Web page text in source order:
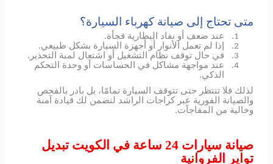
متى تحتاج إلى صيانة كهرباء السيارة؟
1. عند ضعف أو نفاد البطارية فجأة.
2. إذا لم تعمل الأنوار أو أجهزة السيارة بشكل طبيعي.
3. في حال توقف نظام التشغيل أو اشتعال لمبة التحذير.
4.
عند مواجهة مشاكل في الحساسات أو وحدة التحكم
الذكي.
لذلك فلا تنتظر حتى تتوقف السيارة تمامًا، بل بادر بالفحص
والصيانة الفورية عبر كراجات الراشد لنضمن لك قيادة آمنة
وخالية من المفاجآت.
صيانة سيارات 24 ساعة في الكويت تبديل
تواير الفروانية